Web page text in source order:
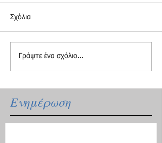
Ενημέρωση
Σχόλια
Γράψτε ένα σχόλιο...